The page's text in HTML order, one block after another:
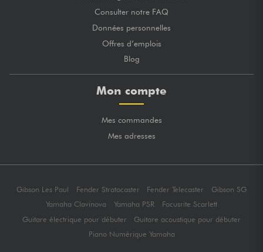
Consulter notre FAQ
Données personnelles
Offres d’emplois
Blog
Mon compte
Mes commandes
Mes adresses
Gibson Les Paul Fender Stratocaster Fender Telecaster
Gibson SG
Yamaha Clavinova
Yamaha PSR
Focusrite Scarlett
Guitare électrique pour débuter
Guitare acoustique pour débuter
Piano Numérique Yamaha